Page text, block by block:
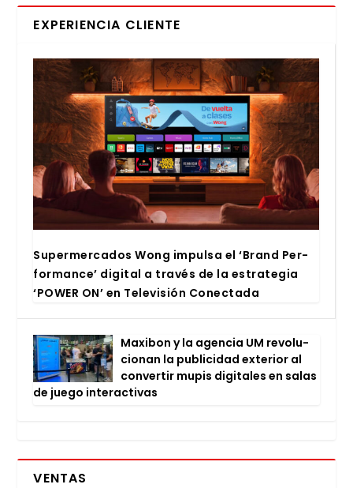
EXPERIENCIA CLIENTE
Super­mer­ca­dos Wong impul­sa el ‘Brand Per­
for­man­ce’ digi­tal a tra­vés de la estra­te­gia
‘POWER ON’ en Tele­vi­sión Conec­ta­da
Maxi­bon y la agen­cia UM revo­lu­
cio­nan la publi­ci­dad exte­rior al
con­ver­tir mupis digi­ta­les en salas
de jue­go inter­ac­ti­vas
VENTAS